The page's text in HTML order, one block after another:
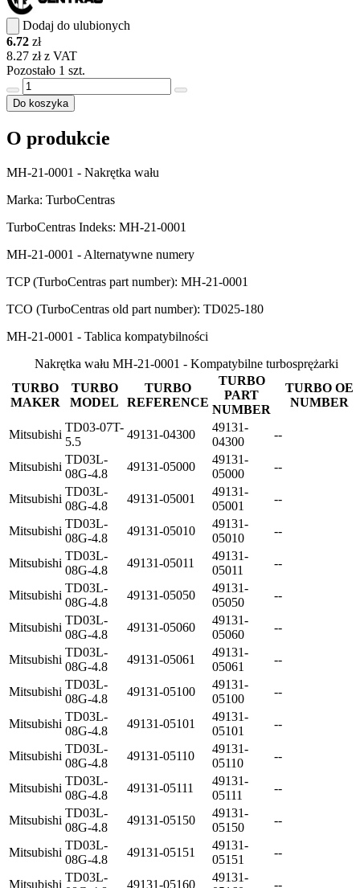
Dodaj do ulubionych
6.72 zł
8.27 zł z VAT
Pozostało 1 szt.
Do koszyka
O produkcie
MH-21-0001 - Nakrętka wału
Marka: TurboCentras
TurboCentras Indeks: MH-21-0001
MH-21-0001 - Alternatywne numery
TCP (TurboCentras part number): MH-21-0001
TCO (TurboCentras old part number): TD025-180
MH-21-0001 - Tablica kompatybilności
Nakrętka wału MH-21-0001 - Kompatybilne turbosprężarki
TURBO
MAKER
TURBO
MODEL
TURBO
REFERENCE
TURBO
PART
NUMBER
TURBO OE
NUMBER
Mitsubishi
TD03-07T-
5.5
49131-04300
49131-
04300
--
Mitsubishi
TD03L-
08G-4.8
49131-05000
49131-
05000
--
Mitsubishi
TD03L-
08G-4.8
49131-05001
49131-
05001
--
Mitsubishi
TD03L-
08G-4.8
49131-05010
49131-
05010
--
Mitsubishi
TD03L-
08G-4.8
49131-05011
49131-
05011
--
Mitsubishi
TD03L-
08G-4.8
49131-05050
49131-
05050
--
Mitsubishi
TD03L-
08G-4.8
49131-05060
49131-
05060
--
Mitsubishi
TD03L-
08G-4.8
49131-05061
49131-
05061
--
Mitsubishi
TD03L-
08G-4.8
49131-05100
49131-
05100
--
Mitsubishi
TD03L-
08G-4.8
49131-05101
49131-
05101
--
Mitsubishi
TD03L-
08G-4.8
49131-05110
49131-
05110
--
Mitsubishi
TD03L-
08G-4.8
49131-05111
49131-
05111
--
Mitsubishi
TD03L-
08G-4.8
49131-05150
49131-
05150
--
Mitsubishi
TD03L-
08G-4.8
49131-05151
49131-
05151
--
Mitsubishi
TD03L-
49131-05160
49131-
--